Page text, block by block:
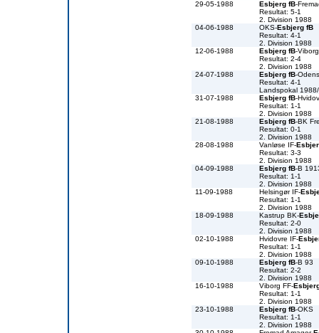
29-05-1988
Esbjerg fB-
Resultat: 5-1
2. Division 1988
04-06-1988
OKS-Esbjerg fB
Resultat: 4-1
2. Division 1988
12-06-1988
Esbjerg fB-
Resultat: 2-4
2. Division 1988
24-07-1988
Esbjerg fB-
Resultat: 4-1
Landspokal
31-07-1988
Esbjerg fB-
Resultat: 1-1
2. Division 1988
21-08-1988
Esbjerg fB-BK
Resultat: 0-1
2. Division 1988
28-08-1988
Vanløse IF-
Resultat: 3-3
2. Division 1988
04-09-1988
Esbjerg fB-B
Resultat: 1-1
2. Division 1988
11-09-1988
Helsingør IF-
Resultat: 1-1
2. Division 1988
18-09-1988
Kastrup BK-
Resultat: 2-0
2. Division 1988
02-10-1988
Hvidovre IF-
Resultat: 1-1
2. Division 1988
09-10-1988
Esbjerg fB-B 93
Resultat: 2-2
2. Division 1988
16-10-1988
Viborg FF-
Resultat: 1-1
2. Division 1988
23-10-1988
Esbjerg fB-OKS
Resultat: 1-1
2. Division 1988